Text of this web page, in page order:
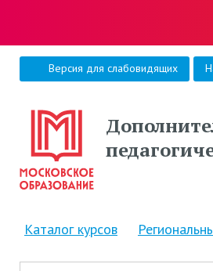
Версия для слабовидящих
Каталог курсов